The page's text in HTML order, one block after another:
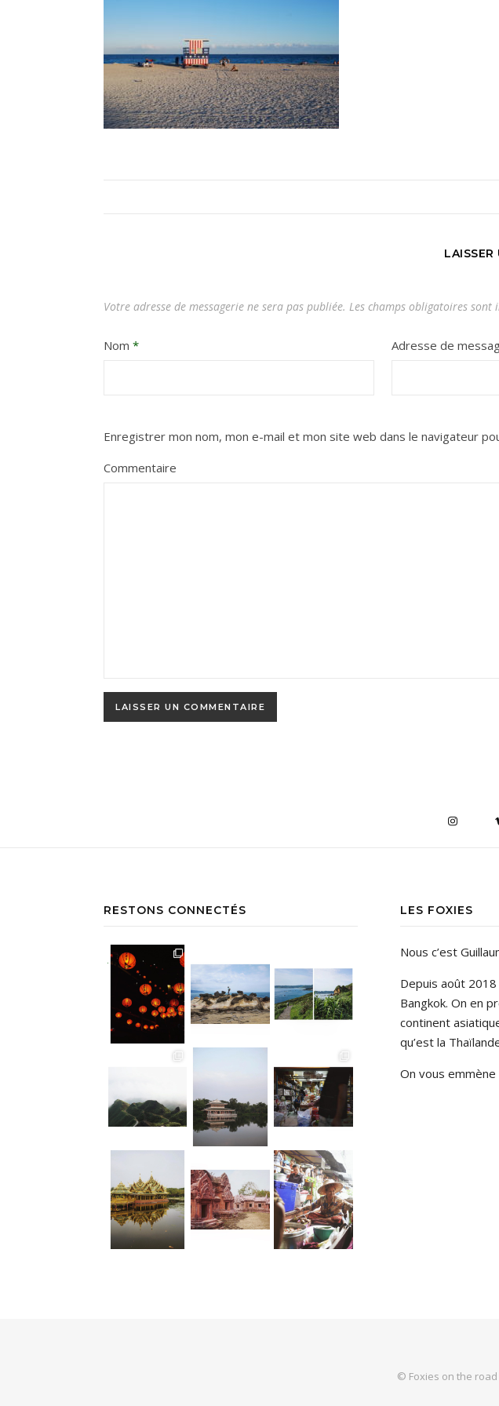
LAISSER
Votre adresse de messagerie ne sera pas publiée. Les champs obligatoires sont
Nom * Adresse de
Enregistrer mon nom, mon e-mail et mon site web dans le navigateur
Commentaire
RESTONS CONNECTÉS
Jiufen • Taïwan Comme un air de Miyaz
• Floating market TGIF ! La bonne nou
LES FOXIES
Nous c’est
Depuis août
Bangkok. On en
continent
qu’est la
On vous emmène
© Foxies on the road